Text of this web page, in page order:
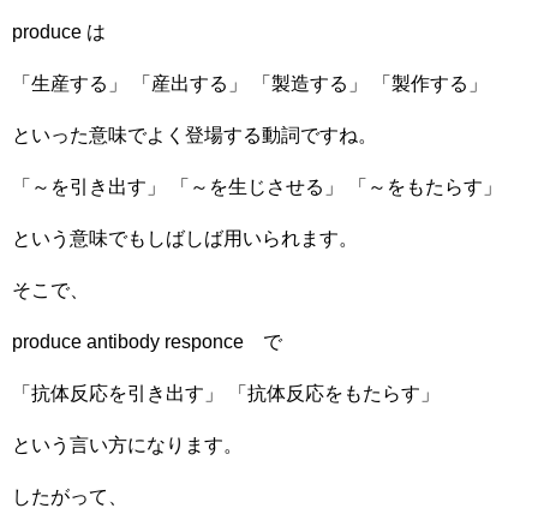
produce は
「生産する」 「産出する」 「製造する」 「製作する」
といった意味でよく登場する動詞ですね。
「～を引き出す」 「～を生じさせる」 「～をもたらす」
という意味でもしばしば用いられます。
そこで、
produce antibody responce で
「抗体反応を引き出す」 「抗体反応をもたらす」
という言い方になります。
したがって、